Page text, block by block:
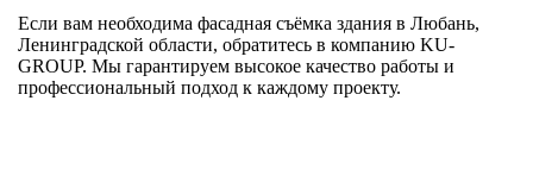
Если вам необходима фасадная съёмка здания в Любань,
Ленинградской области, обратитесь в компанию KU-
GROUP. Мы гарантируем высокое качество работы и
профессиональный подход к каждому проекту.